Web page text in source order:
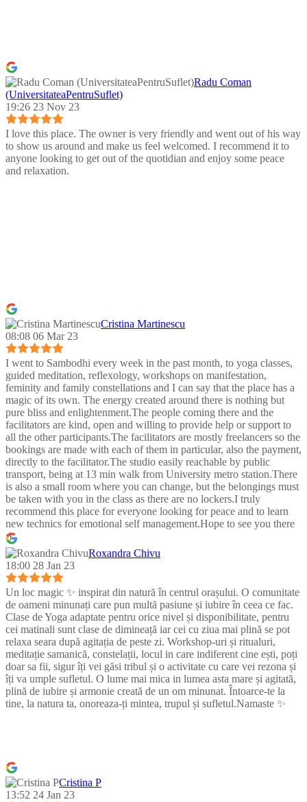
Radu Coman
(UniversitateaPentruSuflet)
19:26 23 Nov 23
I love this place. The owner is very friendly and went out of his way
to show us around and make us feel welcomed. I recommend it to
anyone looking to get out of the quotidian and enjoy some peace
and relaxation.
Cristina Martinescu
08:08 06 Mar 23
I went to Sambodhi every week in the past month, to yoga classes,
guided meditation, reflexology, workshops on manifestation,
feminity and family constellations and I can say that the place has a
magic of its own. The energy created around there is nothing but
pure bliss and enlightenment.The people coming there and the
facilitators are kind, open and willing to provide help or support to
all the other participants.The facilitators are mostly freelancers so the
bookings are made with each of them in particular, also the payment,
directly to the facilitator.The studio easily reachable by public
transport, being at 13 min walk from University metro station.There
is also a small room where you can change, but the belongings must
be taken with you in the class as there are no lockers.I truly
recommend this place for everyone looking for peace and to learn
new technics for emotional self management.Hope to see you there
:)
Roxandra Chivu
18:00 28 Jan 23
Un loc magic ✨ inspirat din natură în centrul orașului. O comunitate
de oameni minunați care pun multă pasiune și iubire în ceea ce fac.
Clase de Yoga adaptate pentru orice nivel și disponibilitate, pentru
cei matinali sunt clase de dimineață iar cei cu ziua mai plină se pot
relaxa seara după agitația de peste zi. Workshop-uri și ritualuri,
meditație samanică, constelații, locul in care indiferent cine ești, poți
doar sa fii, sigur îți vei găsi tribul și o activitate cu care vei rezona și
îți va umple sufletul. O lume mai mica in lumea asta mare și agitată,
plină de iubire și armonie creată de un om minunat. Întoarce-te la
tine, la natura ta, onoreaza-ți mintea, trupul și sufletul.Namaste ✨
Cristina P
13:52 24 Jan 23